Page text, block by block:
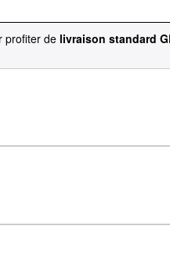
profiter de livraison standard